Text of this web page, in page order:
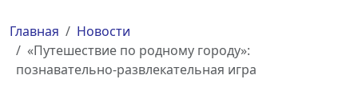
Главная
Новости
«Путешествие по родному городу»:
познавательно-развлекательная игра